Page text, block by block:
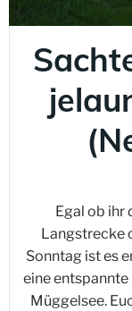
Egal ob ihr
Langstrecke
Sonntag ist es
eine entspannte
Müggelsee.